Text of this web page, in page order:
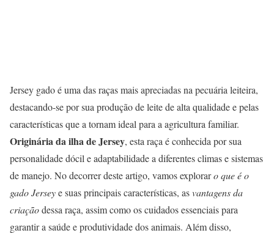
Jersey gado é uma das raças mais apreciadas na pecuária leiteira,
destacando-se por sua produção de leite de alta qualidade e pelas
características que a tornam ideal para a agricultura familiar.
Originária da ilha de Jersey, esta raça é conhecida por sua
personalidade dócil e adaptabilidade a diferentes climas e sistemas
de manejo. No decorrer deste artigo, vamos exploraro que é o
gado Jerseye suas principais características, asvantagens da
criaçãodessa raça, assim como os cuidados essenciais para
garantir a saúde e produtividade dos animais. Além disso,